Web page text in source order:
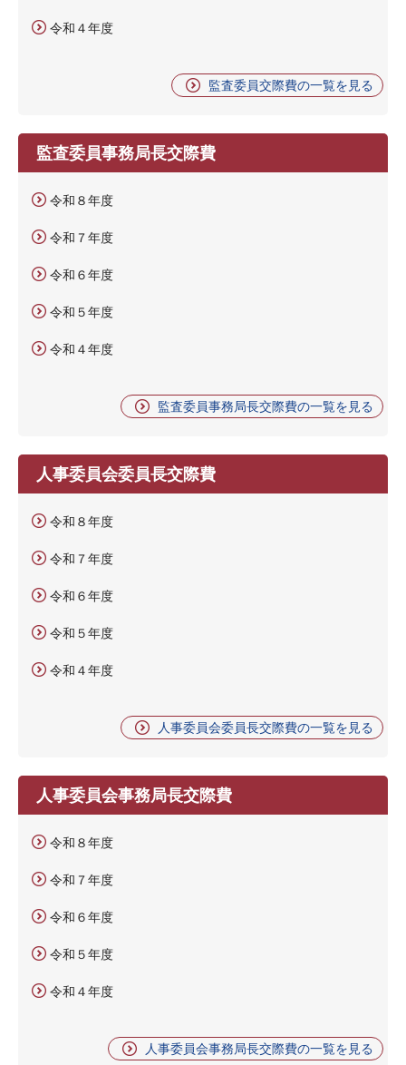
令和４年度
監査委員交際費の一覧を見る
監査委員事務局長交際費
令和８年度
令和７年度
令和６年度
令和５年度
令和４年度
監査委員事務局長交際費の一覧を見る
人事委員会委員長交際費
令和８年度
令和７年度
令和６年度
令和５年度
令和４年度
人事委員会委員長交際費の一覧を見る
人事委員会事務局長交際費
令和８年度
令和７年度
令和６年度
令和５年度
令和４年度
人事委員会事務局長交際費の一覧を見る